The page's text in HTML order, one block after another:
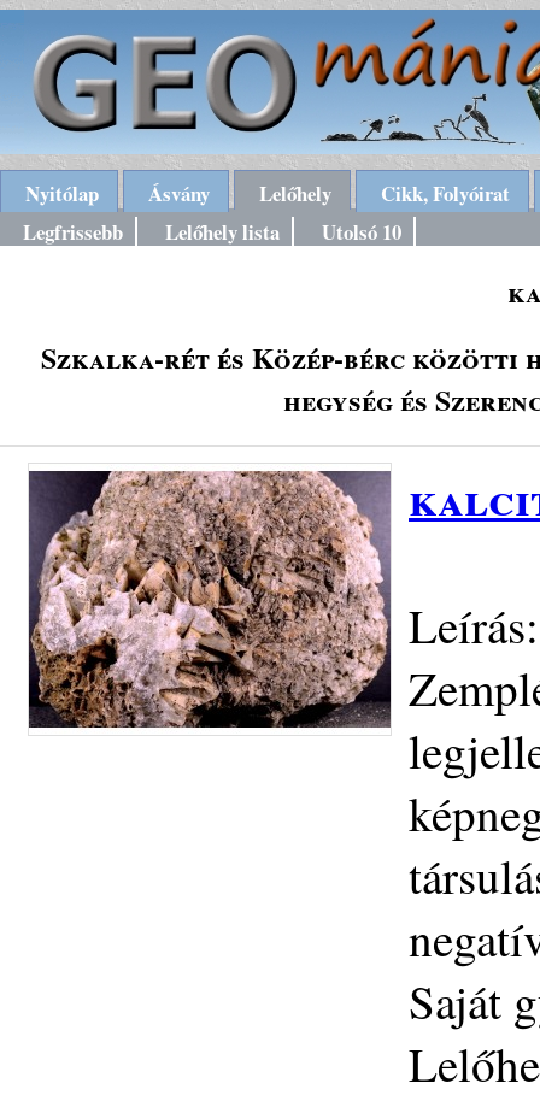
Nyitólap Ásvány Lelőhely
Cikk, Folyóirat
Legfrissebb
Lelőhely lista Utolsó 10
Szkalka-rét és Közép-bérc
hegység és
Saját